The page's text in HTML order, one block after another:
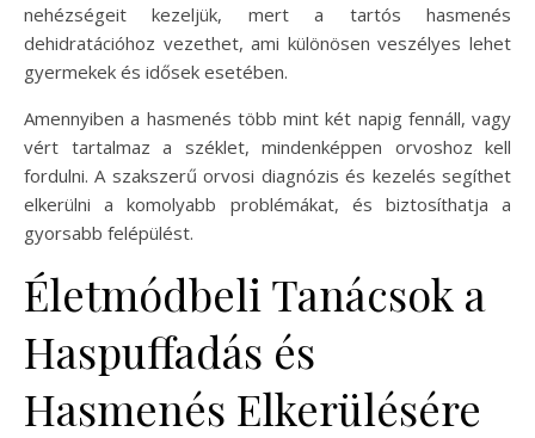
nehézségeit kezeljük, mert a tartós hasmenés
dehidratációhoz vezethet, ami különösen veszélyes lehet
gyermekek és idősek esetében.
Amennyiben a hasmenés több mint két napig fennáll, vagy
vért tartalmaz a széklet, mindenképpen orvoshoz kell
fordulni. A szakszerű orvosi diagnózis és kezelés segíthet
elkerülni a komolyabb problémákat, és biztosíthatja a
gyorsabb felépülést.
Életmódbeli Tanácsok a
Haspuffadás és
Hasmenés Elkerülésére